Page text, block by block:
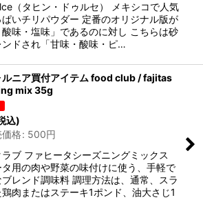
（タヒン・ドゥルセ） メキシコで人気
いチリパウダー 定番のオリジナル版が
酸味・塩味」であるのに対し こちらは砂
ドされ「甘味・酸味・ピ…
ルニア買付アイテム food club / fajitas
mix 35g
込)
格: 500円
ブ ファヒータシーズニングミックス
タ用の肉や野菜の味付けに使う、手軽で
レンド調味料 調理方法は、通常、スラ
肉またはステーキ1ポンド、油大さじ1